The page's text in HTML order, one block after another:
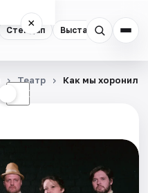
Стендап Выставки
×
☾
Театр Как мы хоронили